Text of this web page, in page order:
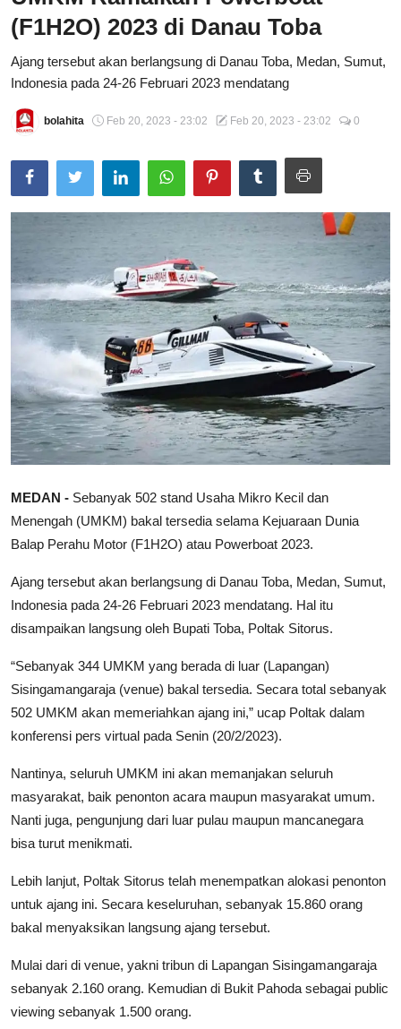
Total Sports
Contact
Pedoman Media Siber
(F1H2O) 2023 di Danau Toba
Ajang tersebut akan berlangsung di Danau Toba, Medan, Sumut,
Indonesia pada 24-26 Februari 2023 mendatang
bolahita Feb 20, 2023 - 23:02 Feb 20, 2023 - 23:02 0
MEDAN - Sebanyak 502 stand Usaha Mikro Kecil dan
Menengah (UMKM) bakal tersedia selama Kejuaraan Dunia
Balap Perahu Motor (F1H2O) atau Powerboat 2023.
Ajang tersebut akan berlangsung di Danau Toba, Medan, Sumut,
Indonesia pada 24-26 Februari 2023 mendatang. Hal itu
disampaikan langsung oleh Bupati Toba, Poltak Sitorus.
“Sebanyak 344 UMKM yang berada di luar (Lapangan)
Sisingamangaraja (venue) bakal tersedia. Secara total sebanyak
502 UMKM akan memeriahkan ajang ini,” ucap Poltak dalam
konferensi pers virtual pada Senin (20/2/2023).
Nantinya, seluruh UMKM ini akan memanjakan seluruh
masyarakat, baik penonton acara maupun masyarakat umum.
Nanti juga, pengunjung dari luar pulau maupun mancanegara
bisa turut menikmati.
Lebih lanjut, Poltak Sitorus telah menempatkan alokasi penonton
untuk ajang ini. Secara keseluruhan, sebanyak 15.860 orang
bakal menyaksikan langsung ajang tersebut.
Mulai dari di venue, yakni tribun di Lapangan Sisingamangaraja
sebanyak 2.160 orang. Kemudian di Bukit Pahoda sebagai public
viewing sebanyak 1.500 orang.